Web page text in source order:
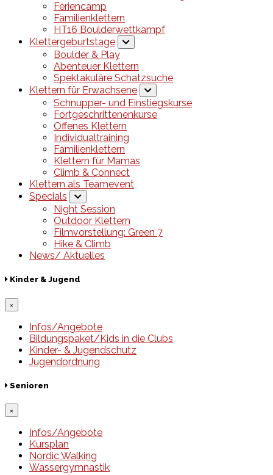
Feriencamp
Familienklettern
HT16 Boulderwettkampf
Klettergeburtstage
Boulder & Play
Abenteuer Klettern
Spektakuläre Schatzsuche
Klettern für Erwachsene
Schnupper- und Einstiegskurse
Fortgeschrittenenkurse
Offenes Klettern
Individualtraining
Familienklettern
Klettern für Mamas
Climb & Connect
Klettern als Teamevent
Specials
Night Session
Outdoor Klettern
Filmvorstellung: Green 7
Hike & Climb
News/ Aktuelles
Kinder & Jugend
×
Infos/Angebote
Bildungspaket/Kids in die Clubs
Kinder- & Jugendschutz
Jugendordnung
Senioren
×
Infos/Angebote
Kursplan
Nordic Walking
Wassergymnastik